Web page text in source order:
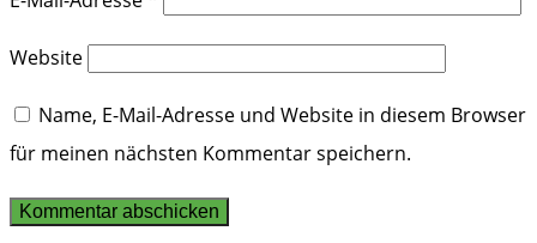
Website
Name, E-Mail-Adresse und Website in diesem Browser
für meinen nächsten Kommentar speichern.